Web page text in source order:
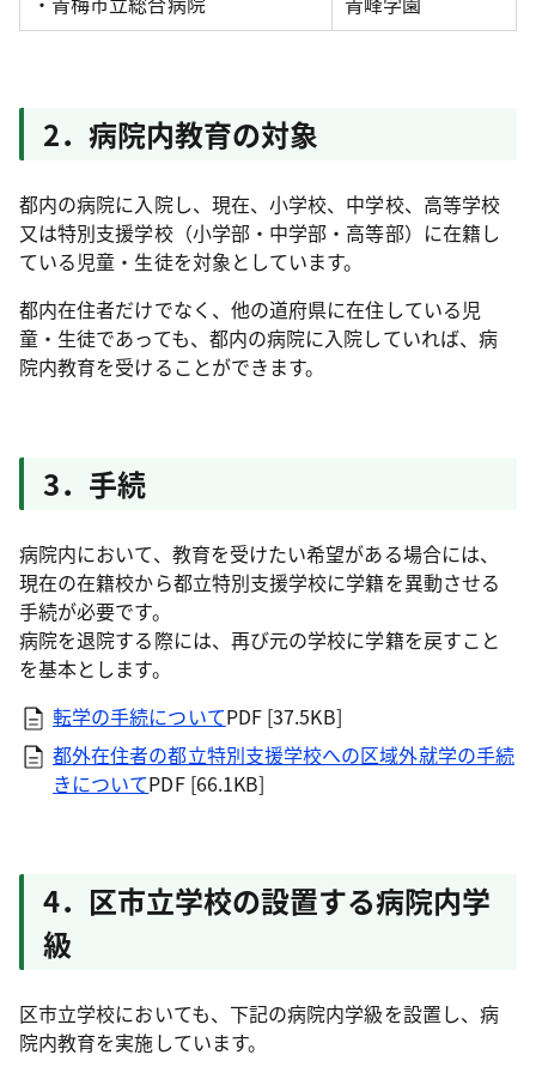
2．病院内教育の対象
都内の病院に入院し、現在、小学校、中学校、高等学校
又は特別支援学校（小学部・中学部・高等部）に在籍し
ている児童・生徒を対象としています。
都内在住者だけでなく、他の道府県に在住している児
童・生徒であっても、都内の病院に入院していれば、病
院内教育を受けることができます。
3．手続
病院内において、教育を受けたい希望がある場合には、
現在の在籍校から都立特別支援学校に学籍を異動させる
手続が必要です。
病院を退院する際には、再び元の学校に学籍を戻すこと
を基本とします。
転学の手続についてPDF [37.5KB]
都外在住者の都立特別支援学校への区域外就学の手続
きについてPDF [66.1KB]
4．区市立学校の設置する病院内学
級
区市立学校においても、下記の病院内学級を設置し、病
院内教育を実施しています。